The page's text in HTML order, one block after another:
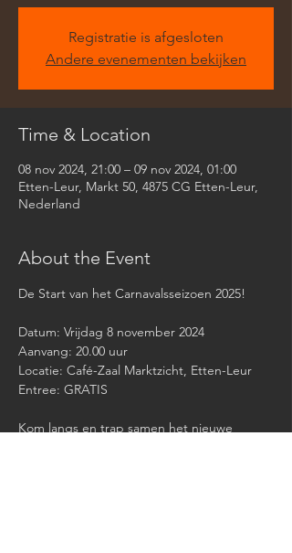
Registratie is afgesloten
Andere evenementen bekijken
Time & Location
08 nov 2024, 21:00 – 09 nov 2024, 01:00
Etten-Leur, Markt 50, 4875 CG Etten-Leur,
Nederland
About the Event
De Start van het Carnavalsseizoen 2025!
Datum: Vrijdag 8 november 2024
Aanvang: 20.00 uur
Locatie: Café-Zaal Marktzicht, Etten-Leur
Entree: GRATIS
Kom langs en trap samen het nieuwe